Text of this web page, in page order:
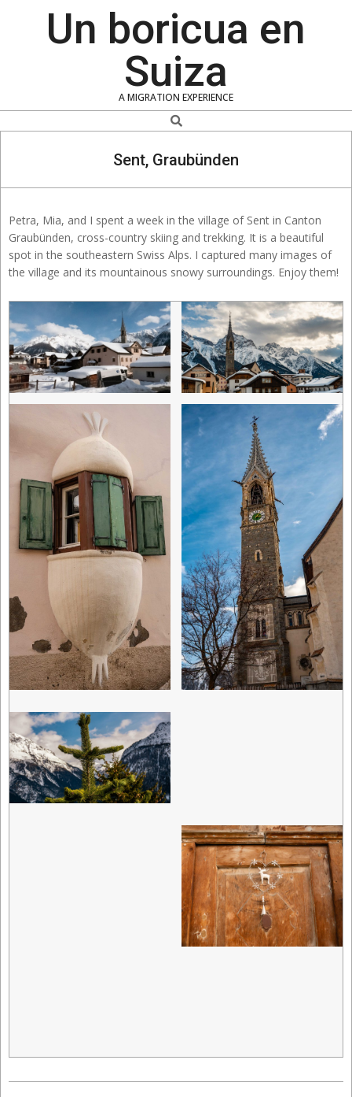
Un boricua en
Suiza
A MIGRATION EXPERIENCE
Search
Sent, Graubünden
Petra, Mia, and I spent a week in the village of Sent in Canton
Graubünden, cross-country skiing and trekking. It is a beautiful
spot in the southeastern Swiss Alps. I captured many images of
the village and its mountainous snowy surroundings. Enjoy them!